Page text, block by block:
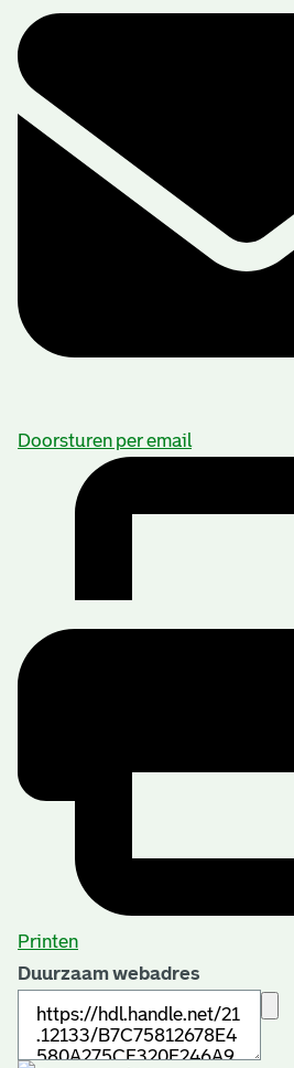
Doorsturen per email
Printen
Duurzaam webadres